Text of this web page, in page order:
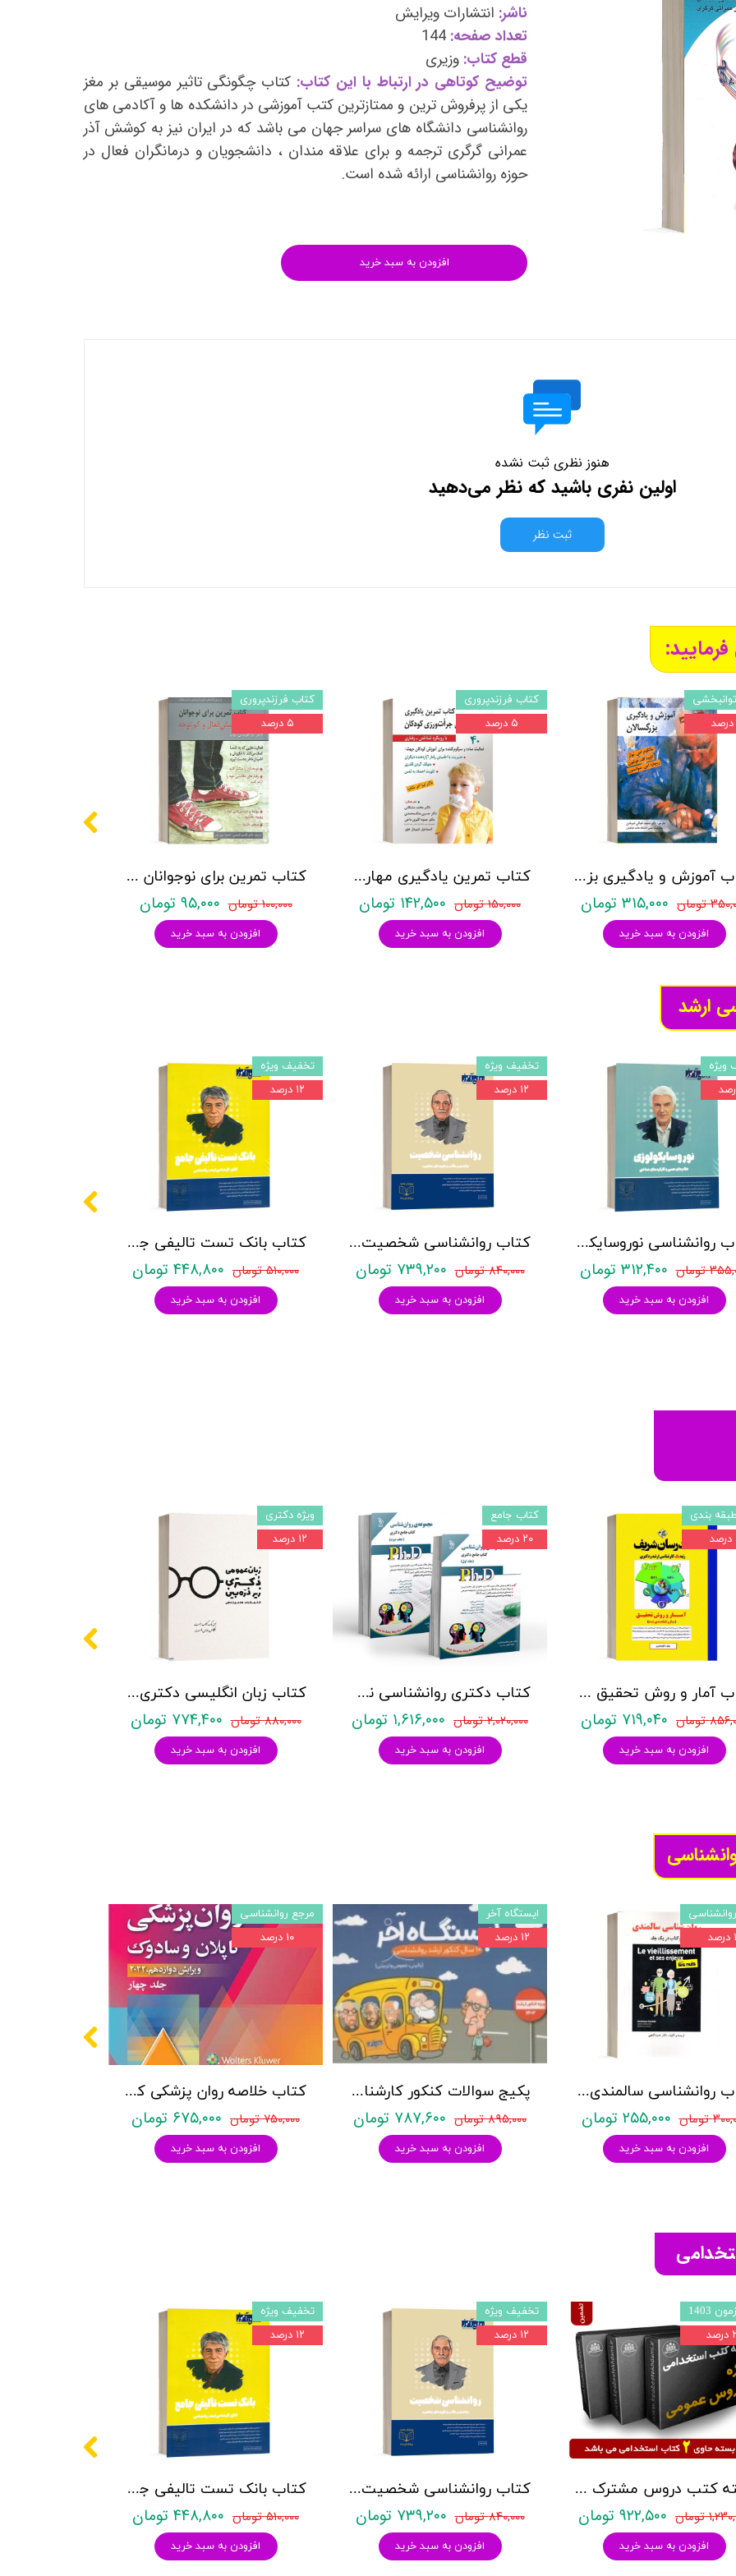
روانشناسی (تست شخصیت)
کتب فرزندپروری و تربیت کودک
کتب روانشناسی خانواده
کتب فن بیان و سخنوری
انتشارات قطره
انتشارات ققنوس
انتشارات مدرسان شریف
ناشر: انتشارات ویرایش
تعداد صفحه: 144
قطع کتاب: وزیری
توضیح کوتاهی در ارتباط با این کتاب: کتاب چگونگی تاثیر موسیقی بر مغز
یکی از پرفروش ترین و ممتازترین کتب آموزشی در دانشکده ها و آکادمی های
روانشناسی دانشگاه های سراسر جهان می باشد که در ایران نیز به کوشش آذر
عمرانی گرگری ترجمه و برای علاقه مندان ، دانشجویان و درمانگران فعال در
حوزه روانشناسی ارائه شده است.
افزودن به سبد خرید
هنوز نظری ثبت نشده
اولین نفری باشید که نظر می‌دهید
ثبت نظر
کتاب تمرین برای نوجوانان بیش فعال و كم توجه - نشر روان
۱۰۰,۰۰۰ تومان ۹۵,۰۰۰ تومان
افزودن به سبد خرید
کتاب فرزندپروری
۵ درصد
کتاب تمرین یادگیری مهارت های جرات ورزی کودکان (با رویکرد شناختی - رفتاری ) - نشر روان
۱۵۰,۰۰۰ تومان ۱۴۲,۵۰۰ تومان
افزودن به سبد خرید
کتاب فرزندپروری
۵ درصد
کتاب آموزش و یادگیری بزرگسالان - نشر ویرایش
تومان ۳۱۵,۰۰۰ تومان
افزودن به سبد خرید
کتاب بانک تست تالیفی جامع روان آموز
۵۱۰,۰۰۰ تومان ۴۴۸,۸۰۰ تومان
افزودن به سبد خرید
تخفیف ویژه
۱۲ درصد
کتاب روانشناسی شخصیت نشر روان آموز زهرا ساعدی
۸۴۰,۰۰۰ تومان ۷۳۹,۲۰۰ تومان
افزودن به سبد خرید
تخفیف ویژه
۱۲ درصد
کتاب روانشناسی نوروسایکولوژی نشر روان آموز حمیده نامداری
تومان ۳۱۲,۴۰۰ تومان
افزودن به سبد خرید
ویژه
ارشد
کتاب زبان انگلیسی دکتری زیر ذره بین هادی جهانشاهی
۸۸۰,۰۰۰ تومان ۷۷۴,۴۰۰ تومان
افزودن به سبد خرید
ویژه دکتری
۱۲ درصد
کتاب دکتری روانشناسی نشر آراه - دو جلدی
۲,۰۲۰,۰۰۰ تومان ۱,۶۱۶,۰۰۰ تومان
افزودن به سبد خرید
کتاب جامع
۲۰ درصد
کتاب آمار و روش تحقیق مدرسان شریف
تومان ۷۱۹,۰۴۰ تومان
افزودن به سبد خرید
بندی
کتاب خلاصه روان پزشکی کاپلان و سادوک ویراست دوازدهم 2022 - جلد4- بنجامین جیمز سادوک ، ویرجینیا آلکوت سادوک ، پدرو روئیز - نشر ارجمند
۷۵۰,۰۰۰ تومان ۶۷۵,۰۰۰ تومان
افزودن به سبد خرید
مرجع روانشناسی
۱۰ درصد
پکیج سوالات کنکور کارشناسی ارشد روانشناسی (بالینی، عمومی و تربیتی) با پاسخنامه تشریحی روان آموز
۸۹۵,۰۰۰ تومان ۷۸۷,۶۰۰ تومان
افزودن به سبد خرید
ایستگاه آخر
۱۲ درصد
کتاب روانشناسی سالمندی - (2 كتاب در 1 جلد) - حمزه گنجی - نشر ساوالان
تومان ۲۵۵,۰۰۰ تومان
افزودن به سبد خرید
کتاب بانک تست تالیفی جامع روان آموز
۵۱۰,۰۰۰ تومان ۴۴۸,۸۰۰ تومان
افزودن به سبد خرید
تخفیف ویژه
۱۲ درصد
کتاب روانشناسی شخصیت نشر روان آموز زهرا ساعدی
۸۴۰,۰۰۰ تومان ۷۳۹,۲۰۰ تومان
افزودن به سبد خرید
تخفیف ویژه
۱۲ درصد
بسته کتب دروس مشترک عمومی اختصاصی آزمون استخدامی آموزش و پرورش نشر چهارخونه
تومان ۹۲۲,۵۰۰ تومان
افزودن به سبد خرید
1403